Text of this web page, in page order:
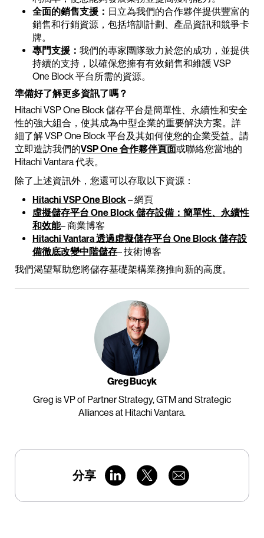
全面的銷售支援： 日立為我們的合作夥伴提供豐富的
銷售和行銷資源，包括培訓計劃、產品資訊和競爭卡
牌。
專門支援： 我們的專家團隊致力於您的成功，並提供
持續的支持，以確保您擁有有效銷售和維護 VSP
One Block 平台所需的資源。
準備好了解更多資訊了嗎？
Hitachi VSP One Block 儲存平台是簡單性、永續性和安全
性的強大組合，使其成為中型企業的重要解決方案。詳
細了解 VSP One Block 平台及其如何使您的企業受益。請
立即造訪我們的VSP One 合作夥伴頁面或聯絡您當地的
Hitachi Vantara 代表。
除了上述資訊外，您還可以存取以下資源：
Hitachi VSP One Block– 網頁
虛擬儲存平台 One Block 儲存設備：簡單性、永續性
和效能– 商業博客
Hitachi Vantara 透過虛擬儲存平台 One Block 儲存設
備徹底改變中階儲存– 技術博客
我們渴望幫助您將儲存基礎架構業務推向新的高度。
Greg Bucyk
Greg is VP of Partner Strategy, GTM and Strategic
Alliances at Hitachi Vantara.
分享